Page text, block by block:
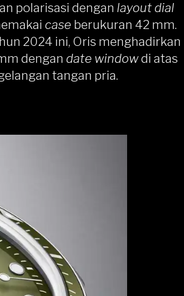
polarisasi dengan layout dial
case berukuran 42 mm.
2024 ini, Oris menghadirkan
dengan date windowdi atas
tangan pria.